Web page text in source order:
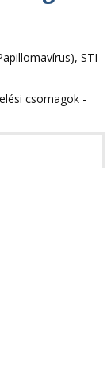
STI
csomagok -